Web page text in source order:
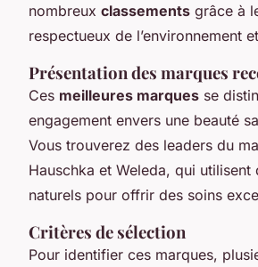
nombreux classements grâce à
respectueux de l’environnement
Présentation des marques
Ces meilleures marques se
engagement envers une beauté
Vous trouverez des leaders du
Hauschka et Weleda, qui utilisent
naturels pour offrir des soins
Critères de sélection
Pour identifier ces marques,